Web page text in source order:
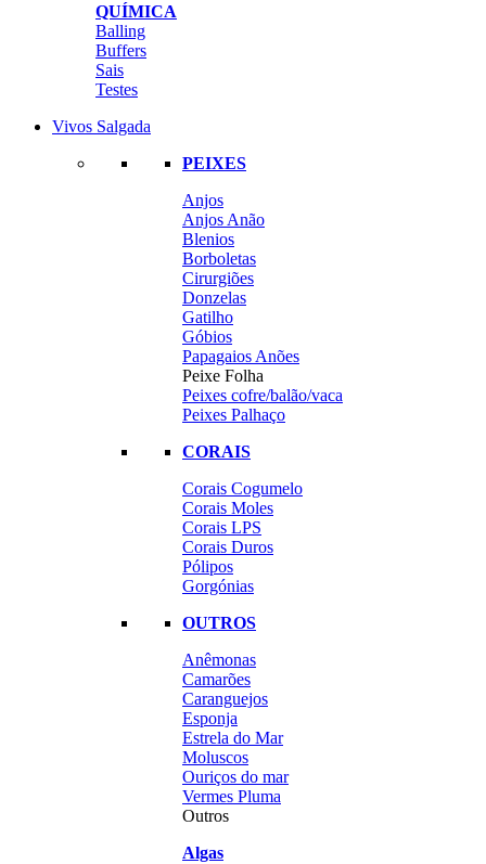
QUÍMICA
Balling
Buffers
Sais
Testes
Vivos Salgada
PEIXES
Anjos
Anjos Anão
Blenios
Borboletas
Cirurgiões
Donzelas
Gatilho
Góbios
Papagaios Anões
Peixe Folha
Peixes cofre/balão/vaca
Peixes Palhaço
CORAIS
Corais Cogumelo
Corais Moles
Corais LPS
Corais Duros
Pólipos
Gorgónias
OUTROS
Anêmonas
Camarões
Caranguejos
Esponja
Estrela do Mar
Moluscos
Ouriços do mar
Vermes Pluma
Outros
Algas